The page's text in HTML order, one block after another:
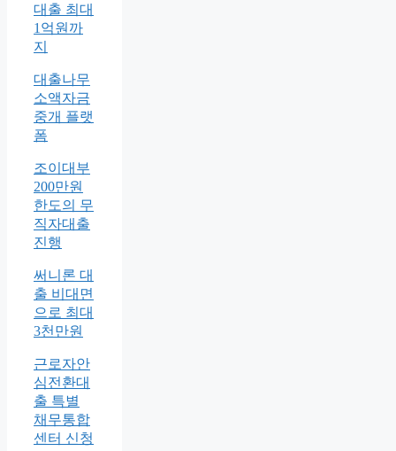
대출 최대
1억원까
지
대출나무
소액자금
중개 플랫
폼
조이대부
200만원
한도의 무
직자대출
진행
써니론 대
출 비대면
으로 최대
3천만원
근로자안
심전환대
출 특별
채무통합
센터 신청